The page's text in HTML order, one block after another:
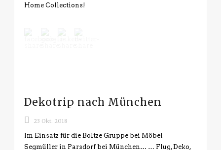
Home Collections!
Dekotrip nach München
23 Okt. 2018
Im Einsatz für die Boltze Gruppe bei Möbel
Segmüller in Parsdorf bei München… … Flug, Deko,